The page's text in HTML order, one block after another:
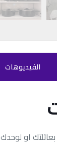
الفيديوهات
او لوحدك